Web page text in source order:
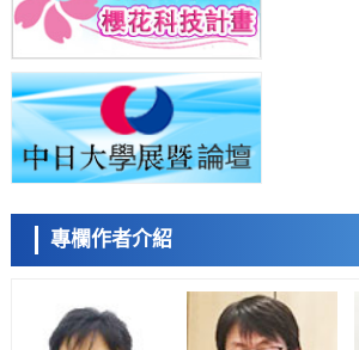
教授專訪
科學研究
慶應義塾大學闡明腦內「游擊手」小膠質細胞包
機制，有望用於開發阿茲海默症等疾病療法
科學研究
日本東北大學與橫濱橡膠全球首次從奈米尺度揭
劣化抑制機制，為提升輪胎安全性與耐久性的材
科學研究
近畿大學等發現植物染料「日本茜」的紅色成分
科學研究
群馬大學開發針對難治性癲癇的新型基因療法，
子抑制發作
九州大學揭示夜間眼壓升高機制：兩種激素波動
專欄作者介紹
小岩井忠道
陳小牧 李鷗